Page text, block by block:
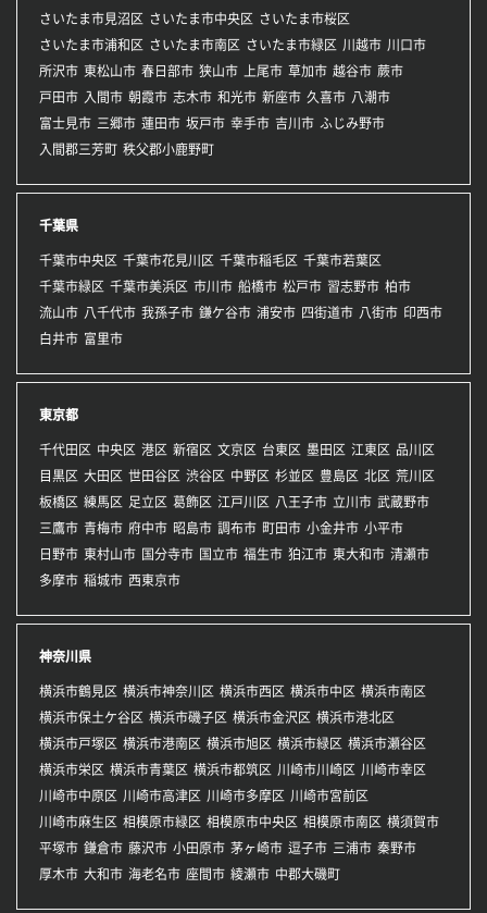
さいたま市見沼区
さいたま市中央区
さいたま市桜区
さいたま市浦和区
さいたま市南区 さいたま市緑区 川越市 川口市
所沢市 東松山市 春日部市 狭山市 上尾市 草加市 越谷市 蕨市
戸田市 入間市 朝霞市 志木市 和光市 新座市 久喜市 八潮市
富士見市 三郷市 蓮田市 坂戸市 幸手市 吉川市 ふじみ野市
入間郡三芳町 秩父郡小鹿野町
千葉県
千葉市中央区 千葉市花見川区 千葉市稲毛区 千葉市若葉区
千葉市緑区 千葉市美浜区 市川市 船橋市 松戸市 習志野市 柏市
流山市 八千代市 我孫子市 鎌ケ谷市 浦安市 四街道市 八街市 印西市
白井市 富里市
東京都
千代田区 中央区 港区 新宿区 文京区 台東区 墨田区 江東区 品川区
目黒区 大田区 世田谷区 渋谷区 中野区 杉並区 豊島区 北区 荒川区
板橋区 練馬区 足立区 葛飾区 江戸川区 八王子市 立川市 武蔵野市
三鷹市 青梅市 府中市 昭島市 調布市 町田市 小金井市 小平市
日野市 東村山市 国分寺市 国立市 福生市 狛江市 東大和市 清瀬市
多摩市 稲城市 西東京市
神奈川県
横浜市鶴見区 横浜市神奈川区 横浜市西区 横浜市中区 横浜市南区
横浜市保土ケ谷区 横浜市磯子区 横浜市金沢区 横浜市港北区
横浜市戸塚区 横浜市港南区 横浜市旭区 横浜市緑区 横浜市瀬谷区
横浜市栄区 横浜市青葉区 横浜市都筑区 川崎市川崎区 川崎市幸区
川崎市中原区 川崎市高津区 川崎市多摩区 川崎市宮前区
川崎市麻生区 相模原市緑区 相模原市中央区 相模原市南区 横須賀市
平塚市 鎌倉市 藤沢市 小田原市 茅ヶ崎市 逗子市 三浦市 秦野市
厚木市 大和市 海老名市 座間市 綾瀬市 中郡大磯町